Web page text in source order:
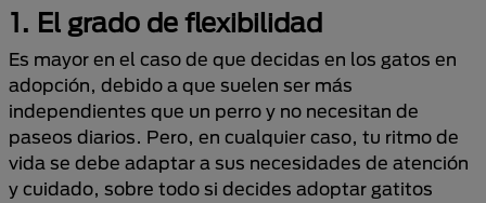
1. El grado de flexibilidad
Es mayor en el caso de que decidas en los gatos en
adopción, debido a que suelen ser más
independientes que un perro y no necesitan de
paseos diarios. Pero, en cualquier caso, tu ritmo de
vida se debe adaptar a sus necesidades de atención
y cuidado, sobre todo si decides adoptar gatitos